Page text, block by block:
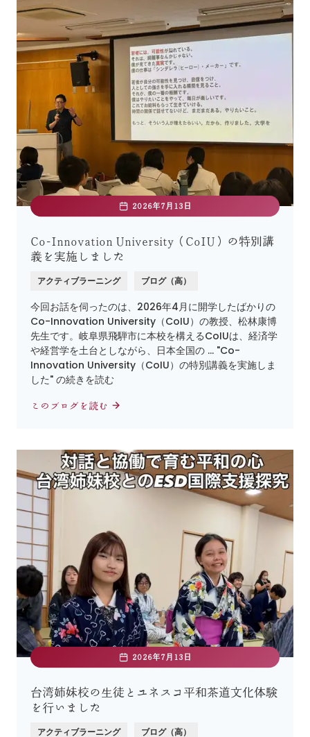
2026年7月13日
Co-Innovation University（CoIU）の特別講
義を実施しました
アクティブラーニング ブログ（高）
今回お話を伺ったのは、2026年4月に開学したばかりの
Co-Innovation University（CoIU）の教授、松林康博
先生です。岐阜県飛騨市に本校を構えるCoIUは、経済学
や経営学を土台としながら、日本全国の … "Co-
Innovation University（CoIU）の特別講義を実施しま
した" の続きを読む
このブログを読む
2026年7月13日
台湾姉妹校の生徒とユネスコ平和茶道文化体験
を行いました
アクティブラーニング ブログ（高）